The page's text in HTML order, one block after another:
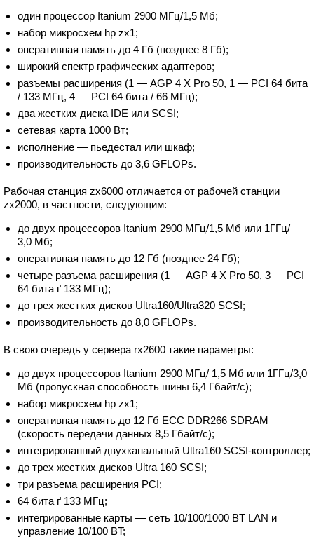
один процессор Itanium 2900 МГц/1,5 Мб;
набор микросхем hp zx1;
оперативная память до 4 Гб (позднее 8 Гб);
широкий спектр графических адаптеров;
разъемы расширения (1 — AGP 4 X Pro 50, 1 — PCI 64 бита
/ 133 МГц, 4 — PCI 64 бита / 66 МГц);
два жестких диска IDE или SCSI;
сетевая карта 1000 Вт;
исполнение — пьедестал или шкаф;
производительность до 3,6 GFLOPs.
Рабочая станция zx6000 отличается от рабочей станции
zx2000, в частности, следующим:
до двух процессоров Itanium 2900 МГц/1,5 Мб или 1ГГц/
3,0 Мб;
оперативная память до 12 Гб (позднее 24 Гб);
четыре разъема расширения (1 — AGP 4 X Pro 50, 3 — PCI
64 бита ґ 133 МГц);
до трех жестких дисков Ultra160/Ultra320 SCSI;
производительность до 8,0 GFLOPs.
В свою очередь у сервера rx2600 такие параметры:
до двух процессоров Itanium 2900 МГц/ 1,5 Мб или 1ГГц/3,0
Мб (пропускная способность шины 6,4 Гбайт/с);
набор микросхем hp zx1;
оперативная память до 12 Гб ECC DDR266 SDRAM
(скорость передачи данных 8,5 Гбайт/с);
интегрированный двухканальный Ultra160 SCSI-контроллер;
до трех жестких дисков Ultra 160 SCSI;
три разъема расширения PCI;
64 бита ґ 133 MГц;
интегрированные карты — сеть 10/100/1000 BT LAN и
управление 10/100 BT;